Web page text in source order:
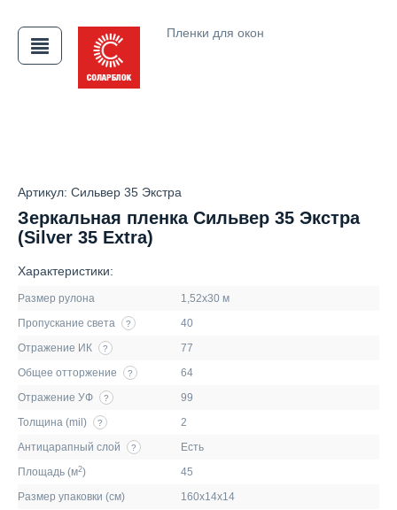
Пленки для окон
Артикул: Сильвер 35 Экстра
Зеркальная пленка Сильвер 35 Экстра
(Silver 35 Extra)
Характеристики:
Размер рулона
1,52х30 м
Пропускание света
?
40
Отражение ИК
?
77
Общее отторжение
?
64
Отражение УФ
?
99
Толщина (mil)
?
2
Антицарапный слой
?
Есть
Площадь (м2)
45
Размер упаковки (см)
160х14х14